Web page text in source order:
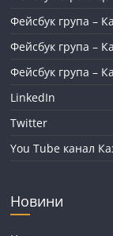
Фейсбук група –
Фейсбук група –
Фейсбук група –
LinkedIn
Twitter
You Tube канал
Новини